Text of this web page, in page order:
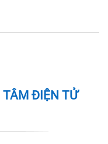
TÂM ĐIỆN TỬ